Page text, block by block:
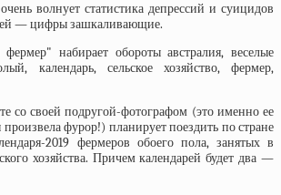
волнует статистика депрессий и суицидов
— цифры зашкаливающие.
со своей подругой-фотографом (это именно ее
фурор!) планирует поездить по стране
2019 фермеров обоего пола, занятых в
хозяйства. Причем календарей будет два —